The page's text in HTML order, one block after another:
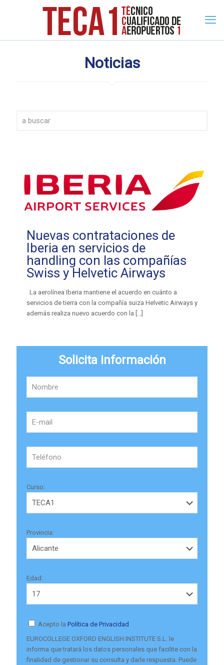
Noticias
Nuevas contrataciones de
Iberia en servicios de
handling con las compañías
Swiss y Helvetic Airways
La aerolínea Iberia mantiene el acuerdo en cuánto a
servicios de tierra con la compañía suiza Helvetic Airways y
además realiza nuevo acuerdo con la […]
Solicita información
Curso:
Provincia:
Edad:
Acepto la Política de Privacidad
EUROCOLLEGE OXFORD ENGLISH INSTITUTE S.L. le
informa que tratará los datos personales que facilite con la
finalidad de gestionar su consulta y darle respuesta. Puede